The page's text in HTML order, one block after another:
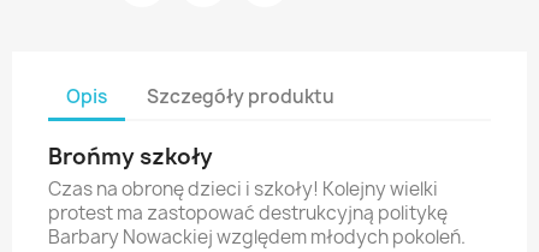
Opis Szczegóły produktu
Brońmy szkoły
Czas na obronę dzieci i szkoły! Kolejny wielki
protest ma zastopować destrukcyjną politykę
Barbary Nowackiej względem młodych pokoleń.